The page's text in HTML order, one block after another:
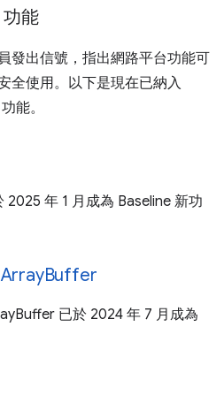
能
發出信號，指出網路平台功能可
全使用。以下是現在已納入
能。
2025 年 1 月成為 Baseline 新功
已於 2024 年 7 月成為